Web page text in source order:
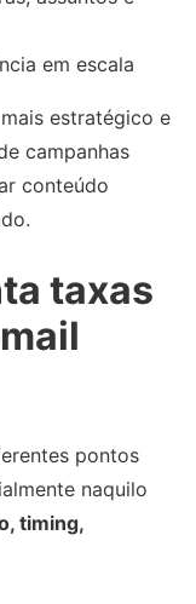
em escala
estratégico e
campanhas
conteúdo
taxas
pontos
naquilo
timing,